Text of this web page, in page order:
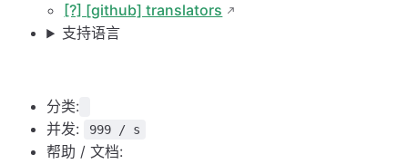
[?] [github] translators
支持语言
分类:
并发:
999 / s
帮助 / 文档: